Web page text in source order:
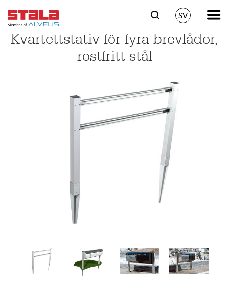
SV
Kvartettstativ för fyra brevlådor,
rostfritt stål